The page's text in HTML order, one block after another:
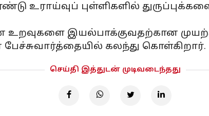
உராய்வுப் புள்ளிகளில்
இயல்பாக்குவதற்கான
கலந்து கொள்கிறார்.
செய்தி இத்துடன் முடிவடைந்தது